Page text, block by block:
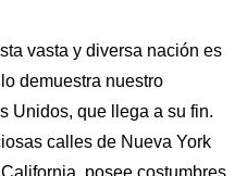
vasta y diversa nación es
demuestra nuestro
Unidos, que llega a su fin.
calles de Nueva York
posee costumbres